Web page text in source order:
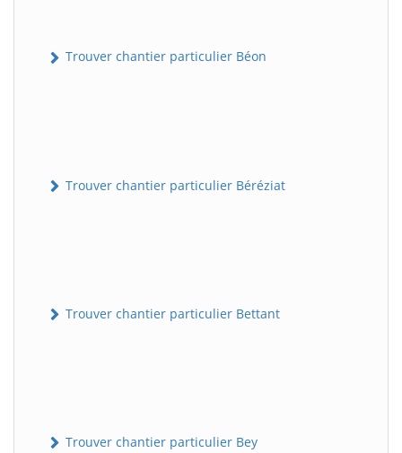
Trouver chantier particulier Béon
Trouver chantier particulier Béréziat
Trouver chantier particulier Bettant
Trouver chantier particulier Bey